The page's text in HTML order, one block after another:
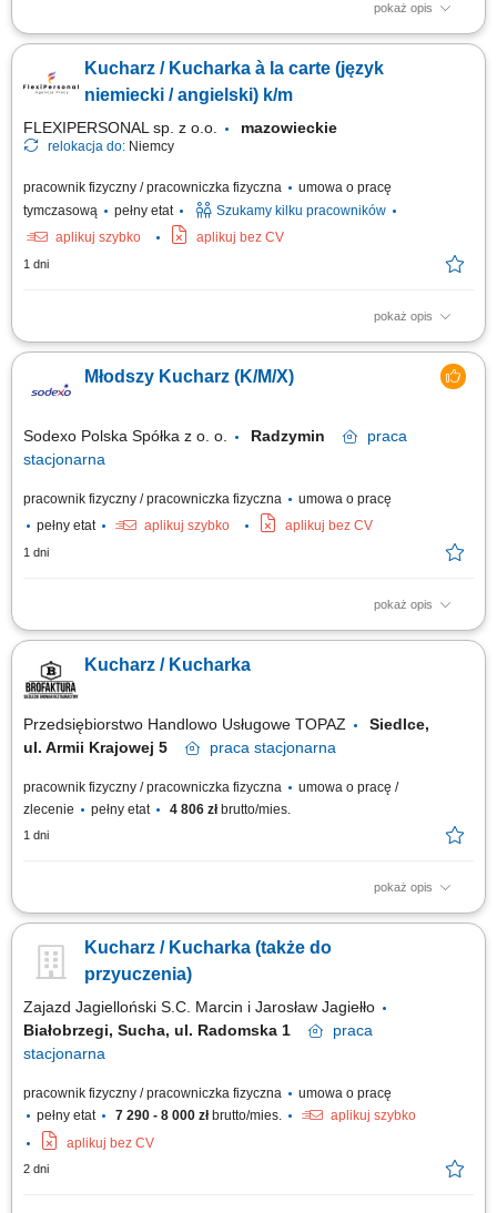
pokaż opis
Opis stanowiska: Przygotowywanie dań à la carte; Dbanie o smak, jakość
organizacja pracy; Utrzymanie porządku i standardów higieny; Czego
oczekujemy: Doświadczenia jako kucharz; Znajomości pracy w kuchni
Kucharz / Kucharka à la carte (język
niemiecki / angielski) k/m
FLEXIPERSONAL sp. z o.o. mazowieckie
relokacja do: Niemcy
pracownik fizyczny / pracowniczka fizyczna
umowa o pracę
tymczasową
pełny etat
Szukamy kilku pracowników
aplikuj szybko
aplikuj bez CV
1 dni
pokaż opis
Opis stanowiska Samodzielne prowadzenie powierzonej sekcji
Monitorowanie standardów jakościowych oraz dbałość o powtarzalność
doskonałego smaku potraw. Koordynowanie codziennych procesów na
Młodszy Kucharz (K/M/X)
Sodexo Polska Spółka z o. o. Radzymin
praca
stacjonarna
pracownik fizyczny / pracowniczka fizyczna
umowa o pracę
pełny etat
aplikuj szybko aplikuj bez CV
1 dni
pokaż opis
Zakres obowiązków: Przygotowywanie dań zgodnie z recepturami;
wegetariańskie, dania śniadaniowe, bary sałatkowe); Wydawanie
posiłków i obsługa wydawki; Uzupełnianie produktów na wydawcę;
Kucharz / Kucharka
Przedsiębiorstwo Handlowo Usługowe TOPAZ
Siedlce,
ul. Armii Krajowej 5
praca stacjonarna
pracownik fizyczny / pracowniczka fizyczna
umowa o pracę /
zlecenie
pełny etat 4 806 złbrutto/mies.
1 dni
pokaż opis
Twoje główne zadania: przygotowywanie potraw zgodnie z recepturą i
zespołem Restauracji; utrzymywanie optymalnego poziomu produkcji dań
i współpraca przy zamawianiu produktów; dbanie o prawidłowe
Kucharz / Kucharka (także do
przyuczenia)
Zajazd Jagielloński S.C. Marcin i Jarosław Jagiełło
Białobrzegi, Sucha, ul. Radomska 1
praca
stacjonarna
pracownik fizyczny / pracowniczka fizyczna
umowa o pracę
pełny etat
7 290 - 8 000 złbrutto/mies.
aplikuj szybko
aplikuj bez CV
2 dni